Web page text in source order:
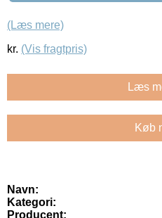
(Læs mere)
kr. (Vis fragtpris)
Læs
Køb
Navn:
Kategori:
Producent: